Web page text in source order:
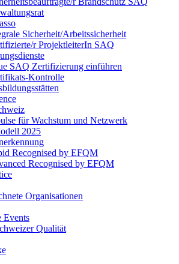
Sicherheit/Arbeitssicherheit
r ProjektleiterIn SAQ
SAQ Zertifizierung einführen
Kontrolle
für Wachstum und Netzwerk
2025
Recognised by EFQM
Recognised by EFQM
Organisationen
Events
Qualität